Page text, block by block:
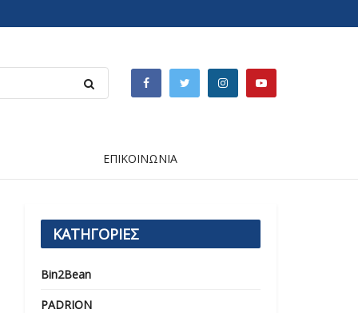
ΕΠΙΚΟΙΝΩΝΙΑ
ΚΑΤΗΓΟΡΙΕΣ
Bin2Bean
PADRION